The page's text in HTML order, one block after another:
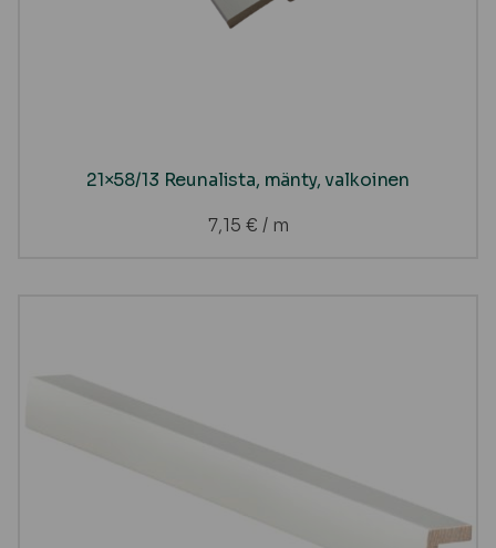
21×58/13 Reunalista, mänty, valkoinen
7,15 € / m